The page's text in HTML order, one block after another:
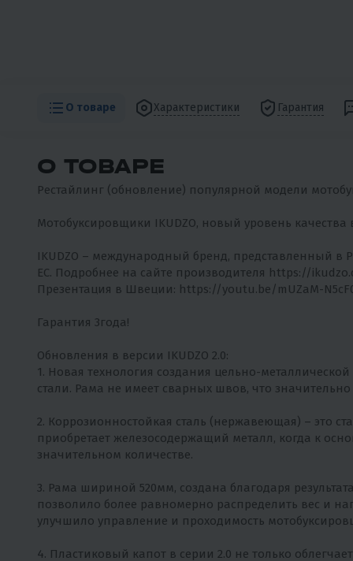
О товаре Характеристики Гарантия
О ТОВАРЕ
Рестайлинг (обновление) популярной модели
Мотобуксировщики IKUDZO, новый уровень качества
IKUDZO – международный бренд, представленный в
ЕС. Подробнее на сайте производителя https://
Презентация в Швеции: https://youtu.be/mUZaM-
Гарантия 3года!
Обновления в версии IKUDZO 2.0:
1. Новая технология создания цельно-
стали. Рама не имеет сварных швов, что
2. Коррозионностойкая сталь (нержавеющая) – это
приобретает железосодержащий металл, когда к
значительном количестве.
3. Рама шириной 520мм, создана благодаря
позволило более равномерно распределить вес и
улучшило управление и проходимость
4. Пластиковый капот в серии 2.0 не только